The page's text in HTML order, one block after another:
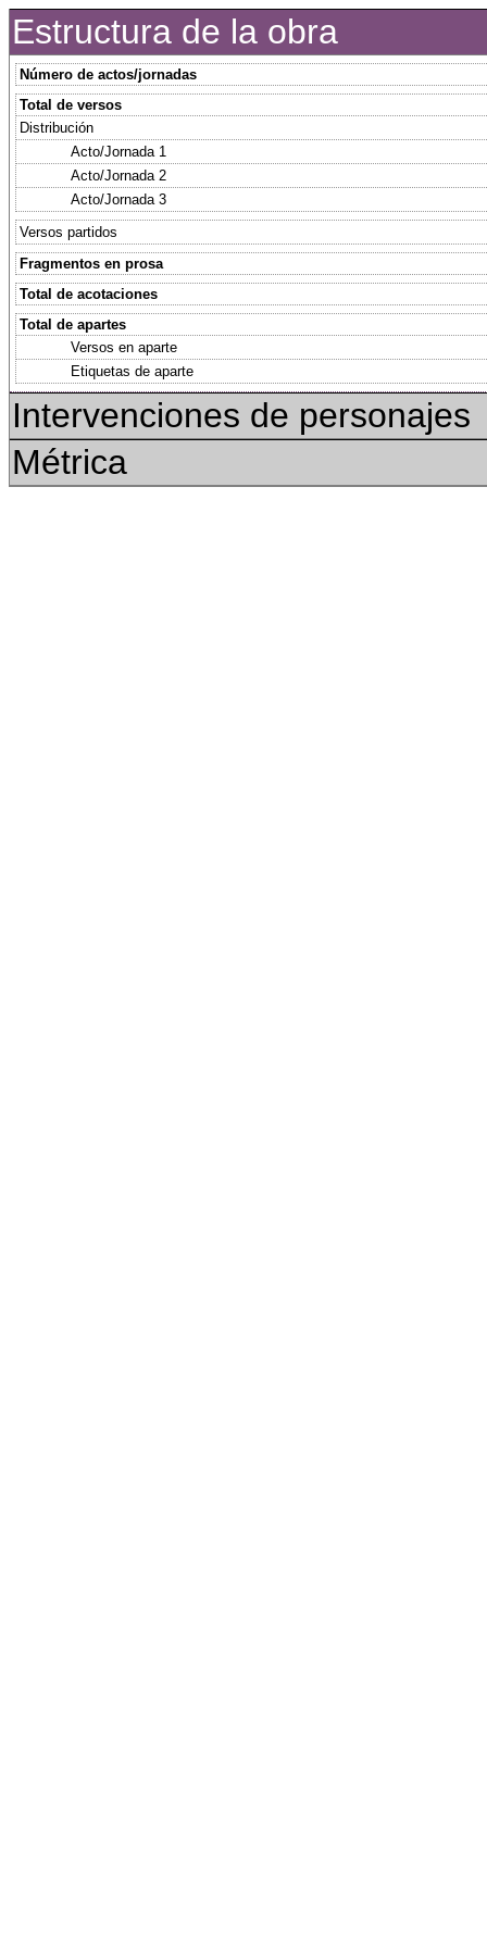
Estructura de la obra
Número de actos/jornadas
Total de versos
Distribución
Acto/Jornada 1
Acto/Jornada 2
Acto/Jornada 3
Versos partidos
Fragmentos en prosa
Total de acotaciones
Total de apartes
Versos en aparte
Etiquetas de aparte
Intervenciones de personajes
Métrica